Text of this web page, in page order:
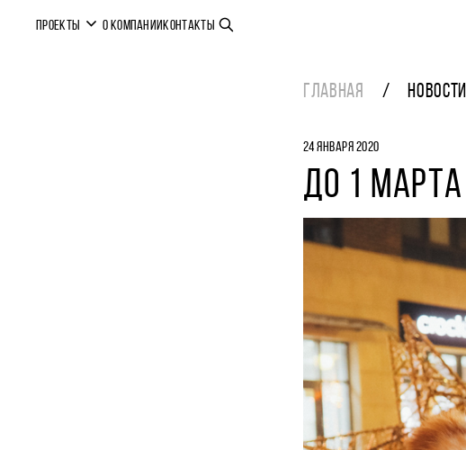
ПРОЕКТЫ О КОМПАНИИКОНТАКТЫ
ГЛАВНАЯ НОВОСТИ
24 ЯНВАРЯ 2020
ДО 1